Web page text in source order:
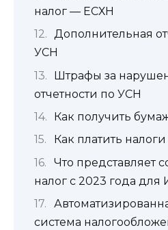
налог — ЕСХН
Дополнительная
УСН
Штрафы за
отчетности по УСН
Как получить
Как платить
Что представляет
налог с 2023 года для
система